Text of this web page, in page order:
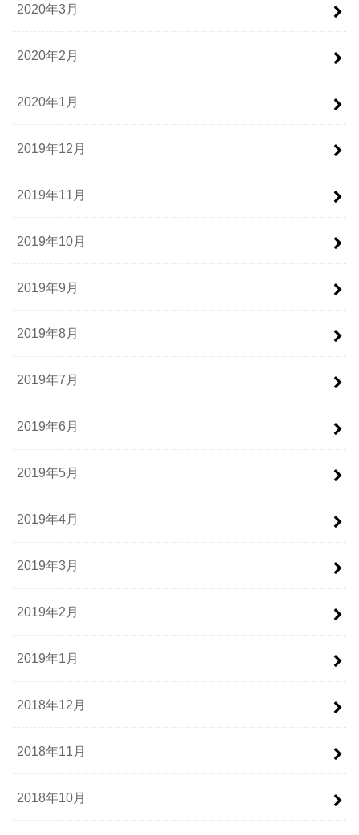
2020年3月
2020年2月
2020年1月
2019年12月
2019年11月
2019年10月
2019年9月
2019年8月
2019年7月
2019年6月
2019年5月
2019年4月
2019年3月
2019年2月
2019年1月
2018年12月
2018年11月
2018年10月